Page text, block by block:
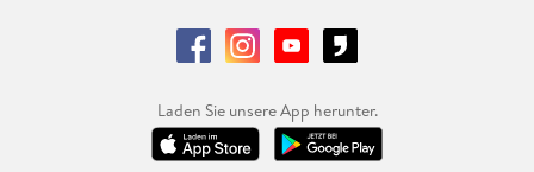
Laden Sie unsere App herunter.